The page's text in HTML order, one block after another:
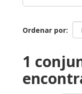
Ordenar por
1